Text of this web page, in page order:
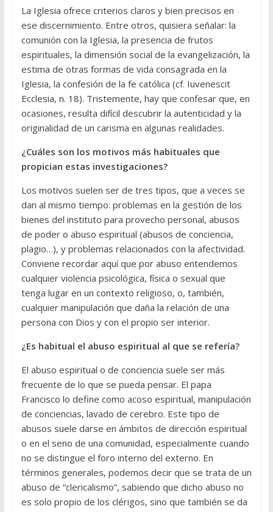
La Iglesia ofrece criterios claros y bien precisos en
ese discernimiento. Entre otros, quisiera señalar: la
comunión con la Iglesia, la presencia de frutos
espirituales, la dimensión social de la evangelización, la
estima de otras formas de vida consagrada en la
Iglesia, la confesión de la fe católica (cf. Iuvenescit
Ecclesia, n. 18). Tristemente, hay que confesar que, en
ocasiones, resulta difícil descubrir la autenticidad y la
originalidad de un carisma en algunas realidades.
¿Cuáles son los motivos más habituales que
propician estas investigaciones?
Los motivos suelen ser de tres tipos, que a veces se
dan al mismo tiempo: problemas en la gestión de los
bienes del instituto para provecho personal, abusos
de poder o abuso espiritual (abusos de conciencia,
plagio…), y problemas relacionados con la afectividad.
Conviene recordar aquí que por abuso entendemos
cualquier violencia psicológica, física o sexual que
tenga lugar en un contexto religioso, o, también,
cualquier manipulación que daña la relación de una
persona con Dios y con el propio ser interior.
¿Es habitual el abuso espiritual al que se refería?
El abuso espiritual o de conciencia suele ser más
frecuente de lo que se pueda pensar. El papa
Francisco lo define como acoso espiritual, manipulación
de conciencias, lavado de cerebro. Este tipo de
abusos suele darse en ámbitos de dirección espiritual
o en el seno de una comunidad, especialmente cuando
no se distingue el foro interno del externo. En
términos generales, podemos decir que se trata de un
abuso de “clericalismo”, sabiendo que dicho abuso no
es solo propio de los clérigos, sino que también se da